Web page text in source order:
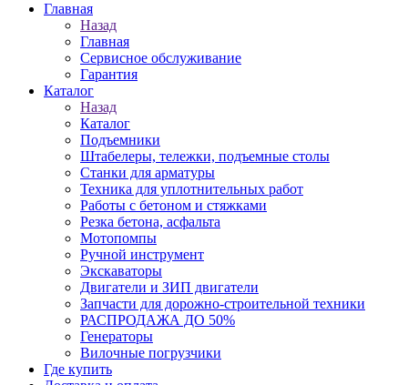
Главная
Назад
Главная
Сервисное обслуживание
Гарантия
Каталог
Назад
Каталог
Подъемники
Штабелеры, тележки, подъемные столы
Станки для арматуры
Техника для уплотнительных работ
Работы с бетоном и стяжками
Резка бетона, асфальта
Мотопомпы
Ручной инструмент
Экскаваторы
Двигатели и ЗИП двигатели
Запчасти для дорожно-строительной техники
РАСПРОДАЖА ДО 50%
Генераторы
Вилочные погрузчики
Где купить